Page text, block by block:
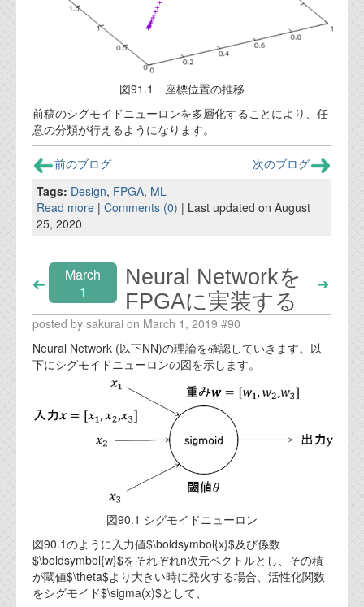
図91.1 座標位置の推移
前稿のシグモイドニューロンを多層化することにより、任
意の分類が行えるようになります。
前のブログ
次のブログ
Tags: Design, FPGA, ML
Read more | Comments (0) | Last updated on August
25, 2020
March
1
Neural Networkを
FPGAに実装する
posted by sakurai on March 1, 2019 #90
Neural Network (以下NN)の理論を確認していきます。以
下にシグモイドニューロンの図を示します。
図90.1 シグモイドニューロン
図90.1のように入力値$\boldsymbol{x}$及び係数
$\boldsymbol{w}$をそれぞれn次元ベクトルとし、その積
が閾値$\theta$より大きい時に発火する場合、活性化関数
をシグモイド$\sigma(x)$として、